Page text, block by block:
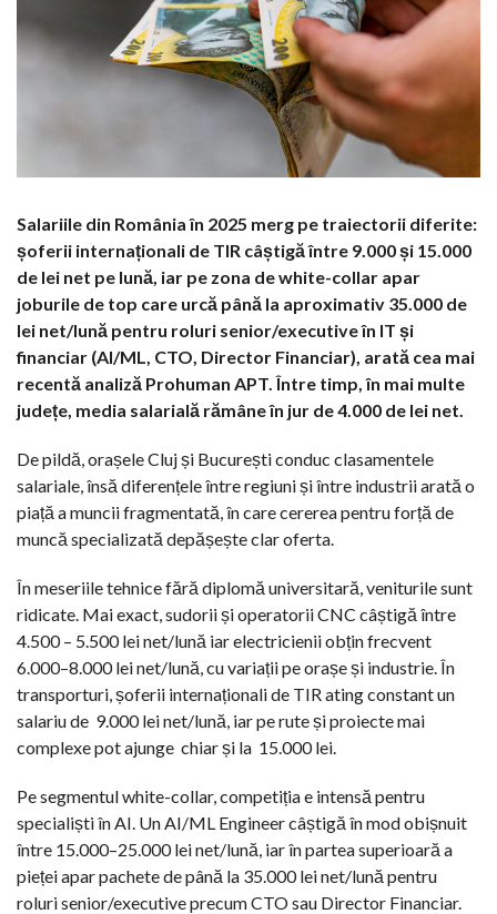
Salariile din România în 2025 merg pe traiectorii diferite:
șoferii internaționali de TIR câștigă între 9.000 și 15.000
de lei net pe lună, iar pe zona de white-collar apar
joburile de top care urcă până la aproximativ 35.000 de
lei net/lună pentru roluri senior/executive în IT și
financiar (AI/ML, CTO, Director Financiar), arată cea mai
recentă analiză Prohuman APT. Între timp, în mai multe
județe, media salarială rămâne în jur de 4.000 de lei net.
De pildă, orașele Cluj și București conduc clasamentele
salariale, însă diferențele între regiuni și între industrii arată o
piață a muncii fragmentată, în care cererea pentru forță de
muncă specializată depășește clar oferta.
În meseriile tehnice fără diplomă universitară, veniturile sunt
ridicate. Mai exact, sudorii și operatorii CNC câștigă între
4.500 – 5.500 lei net/lună iar electricienii obțin frecvent
6.000–8.000 lei net/lună, cu variații pe orașe și industrie. În
transporturi, șoferii internaționali de TIR ating constant un
salariu de 9.000 lei net/lună, iar pe rute și proiecte mai
complexe pot ajunge chiar și la 15.000 lei.
Pe segmentul white-collar, competiția e intensă pentru
specialiști în AI. Un AI/ML Engineer câștigă în mod obișnuit
între 15.000–25.000 lei net/lună, iar în partea superioară a
pieței apar pachete de până la 35.000 lei net/lună pentru
roluri senior/executive precum CTO sau Director Financiar.